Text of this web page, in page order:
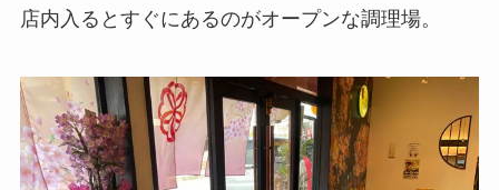
店内入るとすぐにあるのがオープンな調理場。